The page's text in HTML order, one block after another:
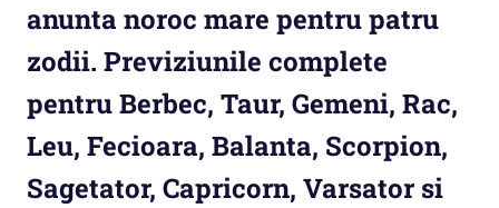
anunta noroc mare pentru patru
zodii. Previziunile complete
pentru Berbec, Taur, Gemeni, Rac,
Leu, Fecioara, Balanta, Scorpion,
Sagetator, Capricorn, Varsator si